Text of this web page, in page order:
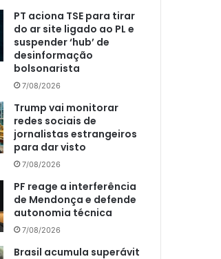
PT aciona TSE para tirar
do ar site ligado ao PL e
suspender ‘hub’ de
desinformação
bolsonarista
7/08/2026
Trump vai monitorar
redes sociais de
jornalistas estrangeiros
para dar visto
7/08/2026
PF reage a interferência
de Mendonça e defende
autonomia técnica
7/08/2026
Brasil acumula superávit